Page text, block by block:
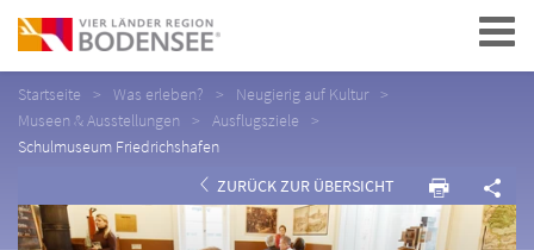
Navigation
Startseite Was erleben?
Neugierig auf Kultur
Museen & Ausstellungen
Ausflugsziele
Schulmuseum Friedrichshafen
ZURÜCK ZUR ÜBERSICHT